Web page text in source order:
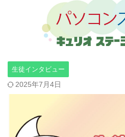
生徒インタビュー
2025年7月4日